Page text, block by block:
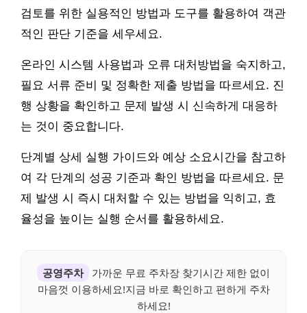
검토를 위한 실용적인 방법과 도구를 활용하여 객관
적인 판단 기준을 세우세요.
온라인 시스템 사용법과 오류 대처방법을 숙지하고,
필요 서류 준비 및 정확한 제출 방법을 따르세요. 진
행 상황을 확인하고 문제 발생 시 신속하게 대응하
는 것이 중요합니다.
단계별 상세 실행 가이드와 예상 소요시간을 참고하
여 각 단계의 성공 기준과 확인 방법을 따르세요. 문
제 발생 시 즉시 대처할 수 있는 방법을 익히고, 효
율성을 높이는 실행 순서를 활용하세요.
공영주차
가까운 무료 주차장 찾기시간 제한 없이
마음껏 이용하세요!지금 바로 확인하고 편하게 주차
하세요!